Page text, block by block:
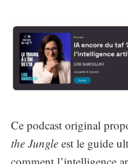
Ce podcast original
the Jungleest le guide